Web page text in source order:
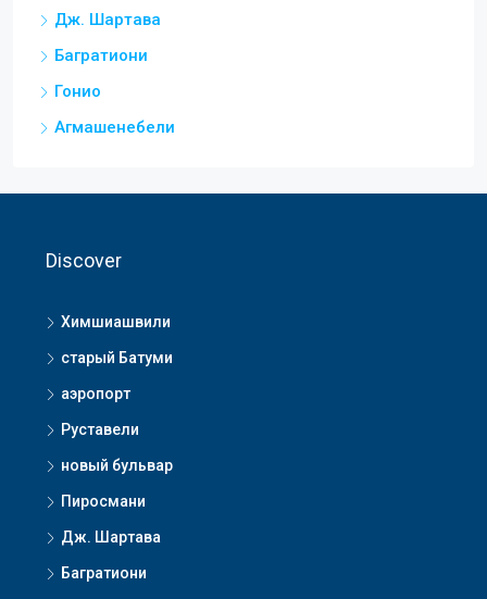
Дж. Шартава
Багратиони
Гонио
Агмашенебели
Discover
Химшиашвили
старый Батуми
аэропорт
Руставели
новый бульвар
Пиросмани
Дж. Шартава
Багратиони